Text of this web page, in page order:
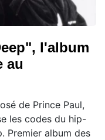
l'album
au
de Prince Paul,
les codes du hip-
Premier album des